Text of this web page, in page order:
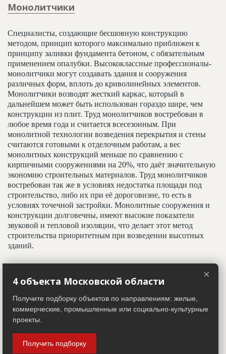
Монолитчики
Специалисты, создающие бесшовную конструкцию
методом, принцип которого максимально приближен к
принципу заливки фундамента бетоном, с обязательным
применением опалубки. Высококлассные профессионалы-
монолитчики могут создавать здания и сооружения
различных форм, вплоть до криволинейных элементов.
Монолитчики возводят жесткий каркас, который в
дальнейшем может быть использован гораздо шире, чем
конструкции из плит. Труд монолитчиков востребован в
любое время года и считается всесезонным. При
монолитной технологии возведения перекрытия и стены
считаются готовыми к отделочным работам, а вес
монолитных конструкций меньше по сравнению с
кирпичными сооружениями на 20%, что даёт значительную
экономию строительных материалов. Труд монолитчиков
востребован так же в условиях недостатка площади под
строительство, либо их при её дороговизне, то есть в
условиях точечной застройки. Монолитные сооружения и
конструкции долговечны, имеют высокие показатели
звуковой и тепловой изоляции, что делает этот метод
строительства приоритетным при возведении высотных
зданий.
Адрес строительный
официального адреса дома до окончания строительства,
когда дому присваивают почтовый адрес. Строительный
адрес обычно состоит из трех частей: названия
строительного района (возможно, улицы), номера квартала
(не обязательно) и корпуса (владения).
×
4 объекта Московской области
Получите подборку объектов по направлениям: жилые,
коммерческие, промышленные или социально-культурные
проекты.
Получить подборку